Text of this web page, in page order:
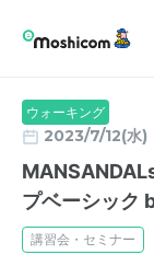
ウォーキング
2023/7/12(水)
プベーシック
講習会・セミナー